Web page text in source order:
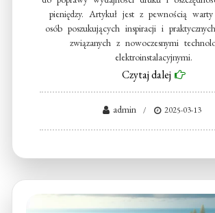
pieniędzy. Artykuł jest z pewnością
osób poszukujących inspiracji i
związanych z nowoczesnymi
elektroinstalacyjnymi.
Czytaj dalej
admin 2025-03-13